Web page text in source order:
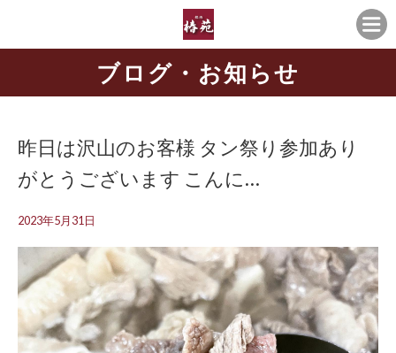
ブログ・お知らせ
昨日は沢山のお客様 タン祭り参加あり
がとうございます こんに…
2023年5月31日
動
画
プ
レ
ー